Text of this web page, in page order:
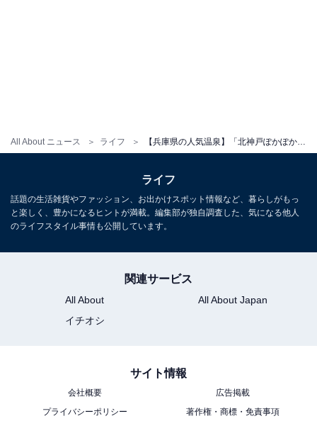
All About ニュース ライフ
土・日・祝：8:00〜25:00（最終受付：24:30）
宿泊：不可（日帰り温泉施設のため宿泊設備はありませ
【兵庫県の人気銭湯】「天然温泉 蓬萊湯」は源
泉掛け流しのこだわり施設。美人の湯「重曹
ライフ
話題の生活雑貨やファッション、お出かけスポット情報など、暮らしがもっ
と楽しく、豊かになるヒントが満載。編集部が独自調査した、気になる他人
のライフスタイル事情も公開しています。
関連サービス
All About
All About Japan
イチオシ
サイト情報
会社概要
広告掲載
プライバシーポリシー
著作権・商標・免責事項